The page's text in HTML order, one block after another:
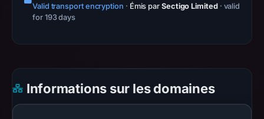
was
missing
do
Valid transport encryption · Émis par Sectigo Limited · valid
for 193 days
Informations sur les domaines